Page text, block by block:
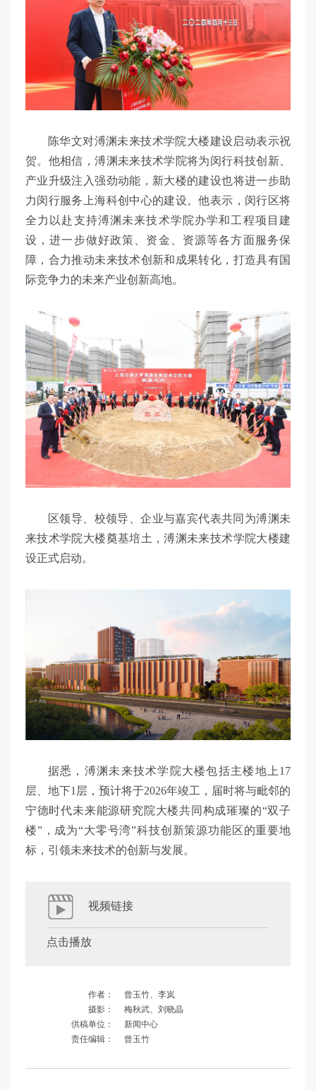
陈华文对溥渊未来技术学院大楼建设启动表示祝
贺。他相信，溥渊未来技术学院将为闵行科技创新、
产业升级注入强劲动能，新大楼的建设也将进一步助
力闵行服务上海科创中心的建设。他表示，闵行区将
全力以赴支持溥渊未来技术学院办学和工程项目建
设，进一步做好政策、资金、资源等各方面服务保
障，合力推动未来技术创新和成果转化，打造具有国
际竞争力的未来产业创新高地。
区领导、校领导、企业与嘉宾代表共同为溥渊未
来技术学院大楼奠基培土，溥渊未来技术学院大楼建
设正式启动。
据悉，溥渊未来技术学院大楼包括主楼地上17
层、地下1层，预计将于2026年竣工，届时将与毗邻的
宁德时代未来能源研究院大楼共同构成璀璨的“双子
楼”，成为“大零号湾”科技创新策源功能区的重要地
标，引领未来技术的创新与发展。
视频链接
点击播放
作者：
曾玉竹、李岚
摄影：
梅秋武、刘晓晶
供稿单位：
新闻中心
责任编辑：
曾玉竹